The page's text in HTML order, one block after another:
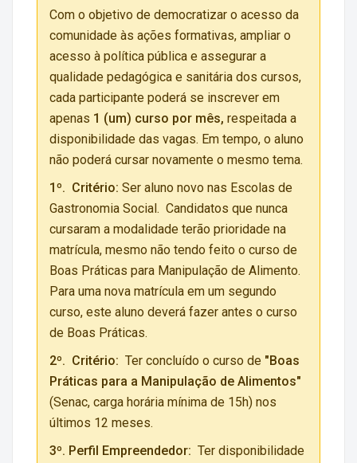
Com o objetivo de democratizar o acesso da
comunidade às ações formativas, ampliar o
acesso à política pública e assegurar a
qualidade pedagógica e sanitária dos cursos,
cada participante poderá se inscrever em
apenas 1 (um) curso por mês, respeitada a
disponibilidade das vagas. Em tempo, o aluno
não poderá cursar novamente o mesmo tema.
1º. Critério: Ser aluno novo nas Escolas de
Gastronomia Social. Candidatos que nunca
cursaram a modalidade terão prioridade na
matrícula, mesmo não tendo feito o curso de
Boas Práticas para Manipulação de Alimento.
Para uma nova matrícula em um segundo
curso, este aluno deverá fazer antes o curso
de Boas Práticas.
2º. Critério: Ter concluído o curso de "Boas
Práticas para a Manipulação de Alimentos"
(Senac, carga horária mínima de 15h) nos
últimos 12 meses.
3º. Perfil Empreendedor: Ter disponibilidade